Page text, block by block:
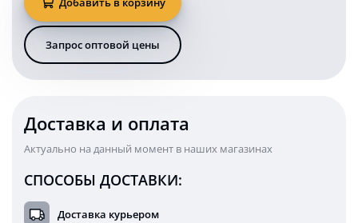
KARAVAN
светодиодная
узкая
односторонняя
98
Запрос оптовой цены
Доставка и оплата
Актуально на данный момент в наших магазинах
СПОСОБЫ ДОСТАВКИ:
Доставка курьером